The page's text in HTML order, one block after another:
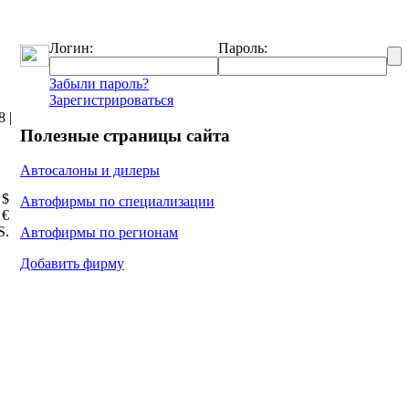
|
Логин: Пароль:
Забыли пароль?
Зарегистрироваться
Полезные страницы сайта
Автосалоны и дилеры
Автофирмы по специализации
Автофирмы по регионам
Добавить фирму